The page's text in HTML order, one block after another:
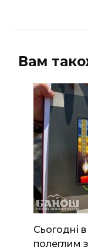
Вам
Сьогодні
полеглим